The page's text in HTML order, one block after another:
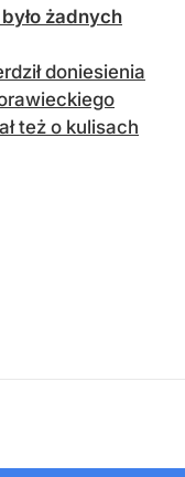
żadnych
doniesienia
też o kulisach